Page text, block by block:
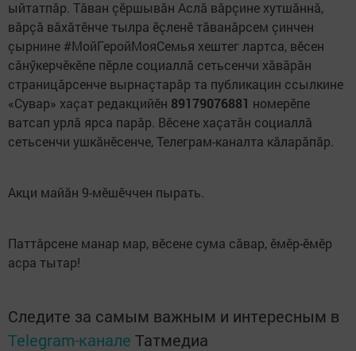
ыйтатпăр. Тăван çӗршывăн Аслă вăрçине хутшăннă,
вăрçă вăхăтӗнче тылра ӗçленӗ тăванăрсем çинчен
çырнине #МойГеройМояСемья хештег лартса, вӗсен
сăнӳкерчӗкӗпе пӗрле социаллă сетьсенчи хăвăрăн
страницăрсенче вырнаçтарăр та публикацин ссылкине
«Сувар» хаçат редакцийӗн 89179076881 номерӗпе
ватсап урлă ярса парăр. Вӗсене хаçатăн социаллă
сетьсенчи ушкăнӗсенче, Телеграм-каналта кăларăпăр.
Акци майăн 9-мӗшӗччен пырать.
Паттăрсене манар мар, вӗсене сума сăвар, ӗмӗр-ӗмӗр
асра тытар!
Следите за самым важным и интересным в
Telegram-канале Татмедиа